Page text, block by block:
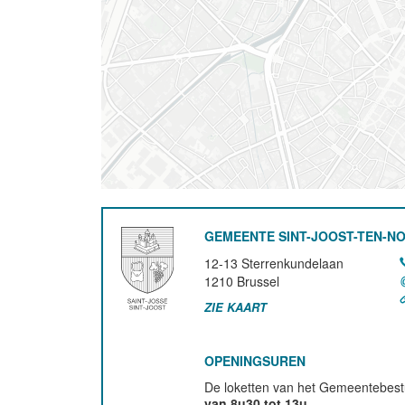
GEMEENTE SINT-JOOST-TEN-
12-13 Sterrenkundelaan
1210 Brussel
ZIE KAART
OPENINGSUREN
De loketten van het